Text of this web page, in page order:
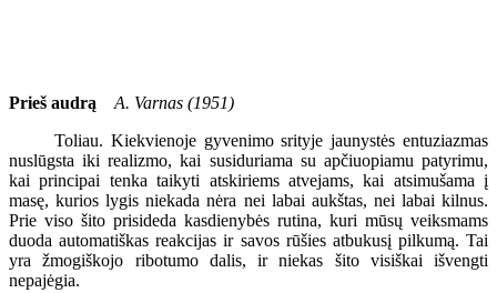
Prieš audrą
A. Varnas (1951)
Toliau. Kiekvienoje gyvenimo srityje jaunystės entuziazmas
nuslūgsta iki realizmo, kai susiduriama su apčiuopiamu patyrimu,
kai principai tenka taikyti atskiriems atvejams, kai atsimušama į
masę, kurios lygis niekada nėra nei labai aukštas, nei labai kilnus.
Prie viso šito prisideda kasdienybės rutina, kuri mūsų veiksmams
duoda automatiškas reakcijas ir savos rūšies atbukusį pilkumą. Tai
yra žmogiškojo ribotumo dalis, ir niekas šito visiškai išvengti
nepajėgia.